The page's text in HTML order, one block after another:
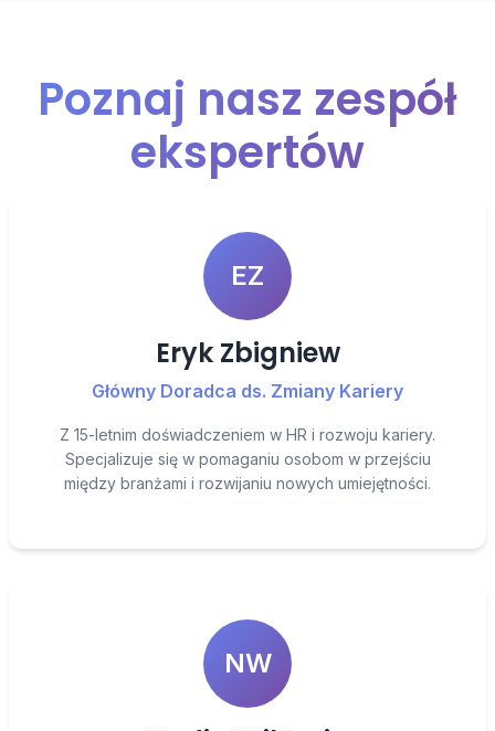
Poznaj nasz zespół
ekspertów
EZ
Eryk Zbigniew
Główny Doradca ds. Zmiany Kariery
Z 15-letnim doświadczeniem w HR i rozwoju kariery.
Specjalizuje się w pomaganiu osobom w przejściu
między branżami i rozwijaniu nowych umiejętności.
NW